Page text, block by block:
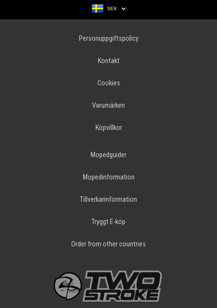
SEK
Personuppgiftspolicy
Kontakt
Cookies
Varumärken
Köpvillkor
Mopedguider
Mopedinformation
Tillverkarinformation
Tryggt E-köp
Order from other countries